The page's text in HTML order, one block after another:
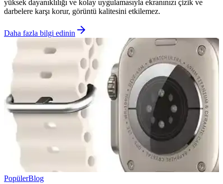
yüksek dayanıklılığı ve kolay uygulamasıyla ekranınızı çizik ve
darbelere karşı korur, görüntü kalitesini etkilemez.
Daha fazla bilgi edinin
PopülerBlog